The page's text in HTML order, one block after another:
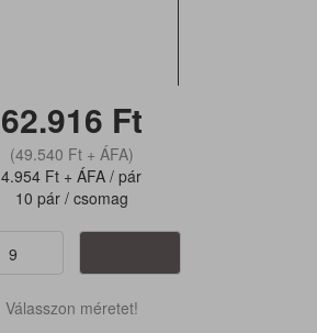
62.916 Ft
(49.540 Ft+ ÁFA)
4.954 Ft + ÁFA / pár
10 pár / csomag
9
Válasszon méretet!